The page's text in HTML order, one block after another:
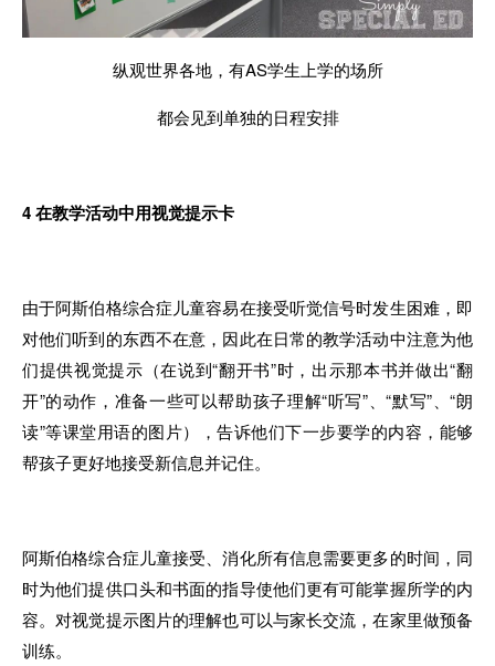
纵观世界各地，有AS学生上学的场所
都会见到单独的日程安排
4在教学活动中用视觉提示卡
由于阿斯伯格综合症儿童容易在接受听觉信号时发生困难，即
对他们听到的东西不在意，因此在日常的教学活动中注意为他
们提供视觉提示（在说到“翻开书”时，出示那本书并做出“翻
开”的动作，准备一些可以帮助孩子理解“听写”、“默写”、“朗
读”等课堂用语的图片），告诉他们下一步要学的内容，能够
帮孩子更好地接受新信息并记住。
阿斯伯格综合症儿童接受、消化所有信息需要更多的时间，同
时为他们提供口头和书面的指导使他们更有可能掌握所学的内
容。对视觉提示图片的理解也可以与家长交流，在家里做预备
训练。